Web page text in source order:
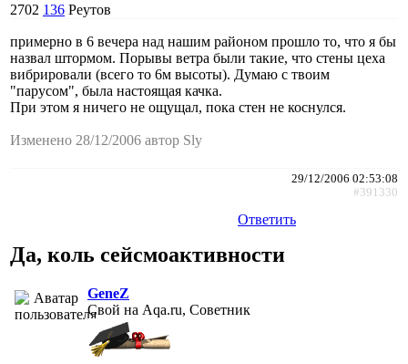
2702 136 Реутов
примерно в 6 вечера над нашим районом прошло то, что я бы
назвал штормом. Порывы ветра были такие, что стены цеха
вибрировали (всего то 6м высоты). Думаю с твоим
"парусом", была настоящая качка.
При этом я ничего не ощущал, пока стен не коснулся.
Изменено 28/12/2006 автор Sly
29/12/2006 02:53:08
#391330
Ответить
Да, коль сейсмоактивности
GeneZ
Свой на Aqa.ru, Советник